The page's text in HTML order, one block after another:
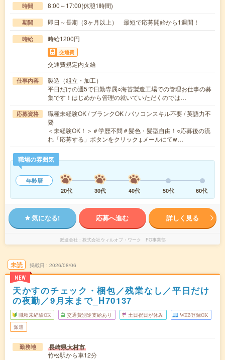
時間 8:00～17:00(休憩1時間)
期間 即日～長期（3ヶ月以上） 最短で応募開始から1週間！
時給 時給1200円
交通費
交通費規定内支給
仕事内容
製造（組立・加工）
平日だけの週5で日勤専属○海苔製造工場での管理お仕事の募
集です！はじめから管理の就いていただくのでは…
応募資格
職種未経験OK / ブランクOK / パソコンスキル不要 / 英語力不
要
＜未経験OK！＞＃学歴不問＃髪色・髪型自由！○応募後の流
れ「応募する」ボタンをクリック↓メールにてw…
職場の雰囲気
年齢層
20代
30代 40代 50代 60代
気になる! 応募へ進む 詳しく見る
派遣会社 株式会社ウィルオブ・ワーク FO事業部
未読
NEW
掲載日 2026/08/06
天かすのチェック・梱包／残業なし／平日だけ
の夜勤／9月末まで_H70137
職種未経験OK 交通費別途支給あり 土日祝日が休み WEB登録OK
派遣
勤務地 長崎県大村市
竹松駅から車12分